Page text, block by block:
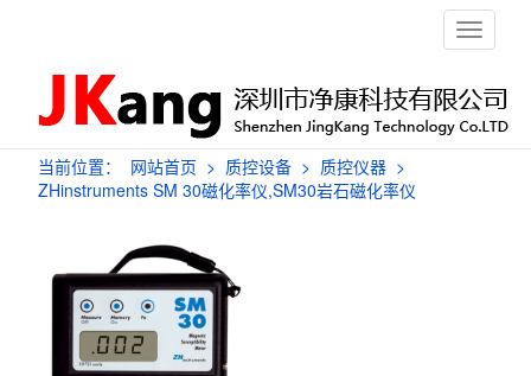
栏
目
航
当前位置： 网站首页 > 质控设备 > 质控仪器 >
ZHinstruments SM 30磁化率仪,SM30岩石磁化率仪